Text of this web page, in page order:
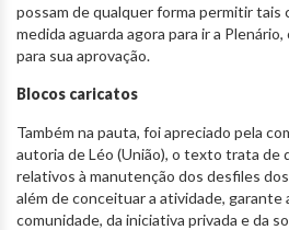
possam de qualquer forma permitir tais
medida aguarda agora para ir a
para sua aprovação.
Blocos caricatos
Também na pauta, foi apreciado pela
autoria de Léo (União), o texto trata de
relativos à manutenção dos desfiles
além de conceituar a atividade, garante
comunidade, da iniciativa privada e da